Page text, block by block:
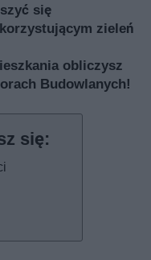
się
zieleń
obliczysz
Budowlanych!